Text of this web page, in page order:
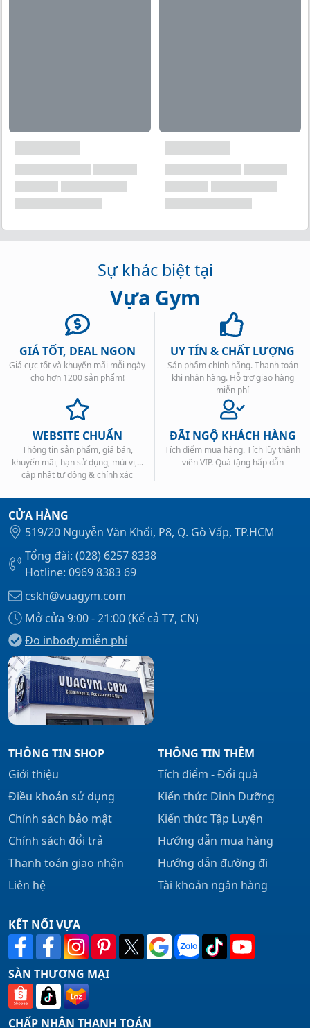
Sự khác biệt tại
Vựa Gym
GIÁ TỐT, DEAL NGON
Giá cực tốt và khuyến mãi mỗi ngày
cho hơn 1200 sản phẩm!
UY TÍN & CHẤT LƯỢNG
Sản phẩm chính hãng. Thanh toán
khi nhận hàng. Hỗ trợ giao hàng
miễn phí
WEBSITE CHUẨN
Thông tin sản phẩm, giá bán,
khuyến mãi, hạn sử dụng, mùi vị,...
cập nhật tự động & chính xác
ĐÃI NGỘ KHÁCH HÀNG
Tích điểm mua hàng. Tích lũy thành
viên VIP. Quà tặng hấp dẫn
CỬA HÀNG
519/20 Nguyễn Văn Khối, P8, Q. Gò Vấp, TP.HCM
Tổng đài: (028) 6257 8338
Hotline: 0969 8383 69
cskh@vuagym.com
Mở cửa 9:00 - 21:00 (Kể cả T7, CN)
Đo inbody miễn phí
THÔNG TIN SHOP
Giới thiệu
Điều khoản sử dụng
Chính sách bảo mật
Chính sách đổi trả
Thanh toán giao nhận
Liên hệ
THÔNG TIN THÊM
Tích điểm - Đổi quà
Kiến thức Dinh Dưỡng
Kiến thức Tập Luyện
Hướng dẫn mua hàng
Hướng dẫn đường đi
Tài khoản ngân hàng
KẾT NỐI VỰA
SÀN THƯƠNG MẠI
CHẤP NHẬN THANH TOÁN